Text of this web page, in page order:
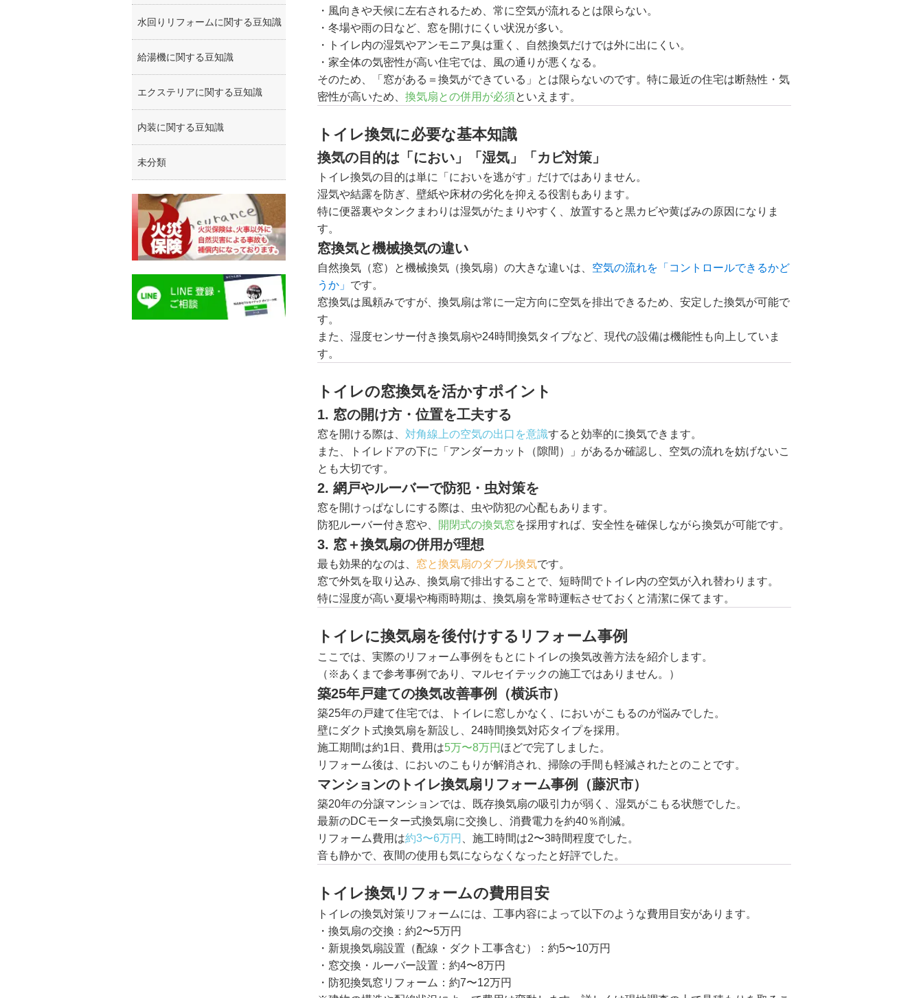
・風向きや天候に左右されるため、常に空気が流れるとは限らない。
・冬場や雨の日など、窓を開けにくい状況が多い。
・トイレ内の湿気やアンモニア臭は重く、自然換気だけでは外に出にくい。
・家全体の気密性が高い住宅では、風の通りが悪くなる。
そのため、「窓がある＝換気ができている」とは限らないのです。特に最近の住宅は断熱性・気
密性が高いため、 換気扇との併用が必須といえます。
トイレ換気に必要な基本知識
換気の目的は「におい」「湿気」「カビ対策」
トイレ換気の目的は単に「においを逃がす」だけではありません。
湿気や結露を防ぎ、壁紙や床材の劣化を抑える役割もあります。
特に便器裏やタンクまわりは湿気がたまりやすく、放置すると黒カビや黄ばみの原因になりま
す。
窓換気と機械換気の違い
自然換気（窓）と機械換気（換気扇）の大きな違いは、 空気の流れを「コントロールできるかど
うか」 です。
窓換気は風頼みですが、換気扇は常に一定方向に空気を排出できるため、安定した換気が可能で
す。
また、湿度センサー付き換気扇や24時間換気タイプなど、現代の設備は機能性も向上していま
す。
トイレの窓換気を活かすポイント
1. 窓の開け方・位置を工夫する
窓を開ける際は、 対角線上の空気の出口を意識すると効率的に換気できます。
また、トイレドアの下に「アンダーカット（隙間）」があるか確認し、空気の流れを妨げないこ
とも大切です。
2. 網戸やルーバーで防犯・虫対策を
窓を開けっぱなしにする際は、虫や防犯の心配もあります。
防犯ルーバー付き窓や、
開閉式の換気窓を採用すれば、安全性を確保しながら換気が可能です。
3. 窓＋換気扇の併用が理想
最も効果的なのは、 窓と換気扇のダブル換気です。
窓で外気を取り込み、換気扇で排出することで、短時間でトイレ内の空気が入れ替わります。
特に湿度が高い夏場や梅雨時期は、換気扇を常時運転させておくと清潔に保てます。
トイレに換気扇を後付けするリフォーム事例
ここでは、実際のリフォーム事例をもとにトイレの換気改善方法を紹介します。
（※あくまで参考事例であり、マルセイテックの施工ではありません。）
築25年戸建ての換気改善事例（横浜市）
築25年の戸建て住宅では、トイレに窓しかなく、においがこもるのが悩みでした。
壁にダクト式換気扇を新設し、24時間換気対応タイプを採用。
施工期間は約1日、費用は5万〜8万円 ほどで完了しました。
リフォーム後は、においのこもりが解消され、掃除の手間も軽減されたとのことです。
マンションのトイレ換気扇リフォーム事例（藤沢市）
築20年の分譲マンションでは、既存換気扇の吸引力が弱く、湿気がこもる状態でした。
最新のDCモーター式換気扇に交換し、消費電力を約40％削減。
リフォーム費用は約3〜6万円
、施工時間は2〜3時間程度でした。
音も静かで、夜間の使用も気にならなくなったと好評でした。
トイレ換気リフォームの費用目安
トイレの換気対策リフォームには、工事内容によって以下のような費用目安があります。
・換気扇の交換：約2〜5万円
・新規換気扇設置（配線・ダクト工事含む）：約5〜10万円
・窓交換・ルーバー設置：約4〜8万円
・防犯換気窓リフォーム：約7〜12万円
水回りリフォームに関する豆知識
給湯機に関する豆知識
エクステリアに関する豆知識
内装に関する豆知識
未分類